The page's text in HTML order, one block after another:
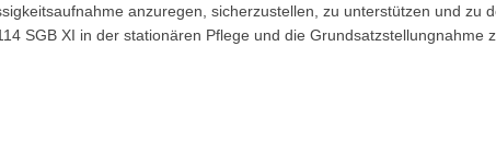
anzuregen, sicherzustellen, zu unterstützen und zu
SGB XI in der stationären Pflege und die